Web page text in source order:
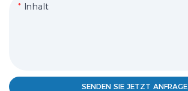
Inhalt
SENDEN SIE JETZT ANFRAGE